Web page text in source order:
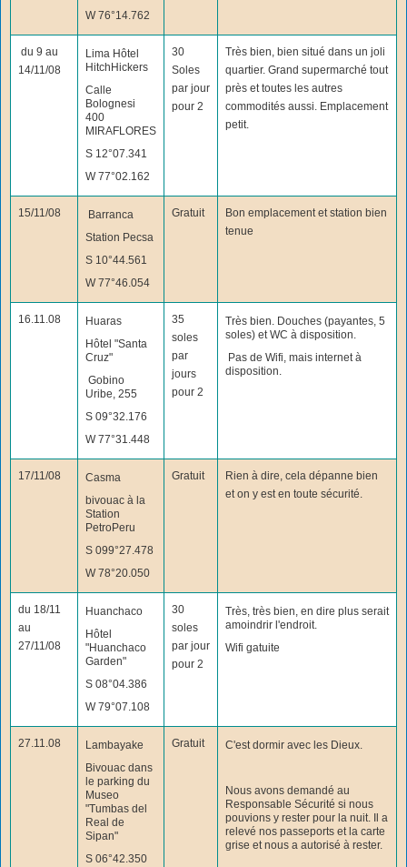
W 76°14.762
du 9 au
14/11/08
Lima Hôtel
HitchHickers
Calle
Bolognesi
400
MIRAFLORES
S 12°07.341
W 77°02.162
30
Soles
par jour
pour 2
Très bien, bien situé dans un joli
quartier. Grand supermarché tout
près et toutes les autres
commodités aussi. Emplacement
petit.
15/11/08
Barranca
Station Pecsa
S 10°44.561
W 77°46.054
Gratuit
Bon emplacement et station bien
tenue
16.11.08
Huaras
Hôtel "Santa
Cruz"
Gobino
Uribe, 255
S 09°32.176
W 77°31.448
35
soles
par
jours
pour 2
Très bien. Douches (payantes, 5
soles) et WC à disposition.
Pas de Wifi, mais internet à
disposition.
17/11/08
Casma
bivouac à la
Station
PetroPeru
S 099°27.478
W 78°20.050
Gratuit
Rien à dire, cela dépanne bien
et on y est en toute sécurité.
du 18/11
au
27/11/08
Huanchaco
Hôtel
"Huanchaco
Garden"
S 08°04.386
W 79°07.108
30
soles
par jour
pour 2
Très, très bien, en dire plus serait
amoindrir l'endroit.
Wifi gatuite
27.11.08
Lambayake
Bivouac dans
le parking du
Museo
"Tumbas del
Real de
Sipan"
S 06°42.350
Gratuit C'est dormir avec les Dieux.
Nous avons demandé au
Responsable Sécurité si nous
pouvions y rester pour la nuit. Il a
relevé nos passeports et la carte
grise et nous a autorisé à rester.